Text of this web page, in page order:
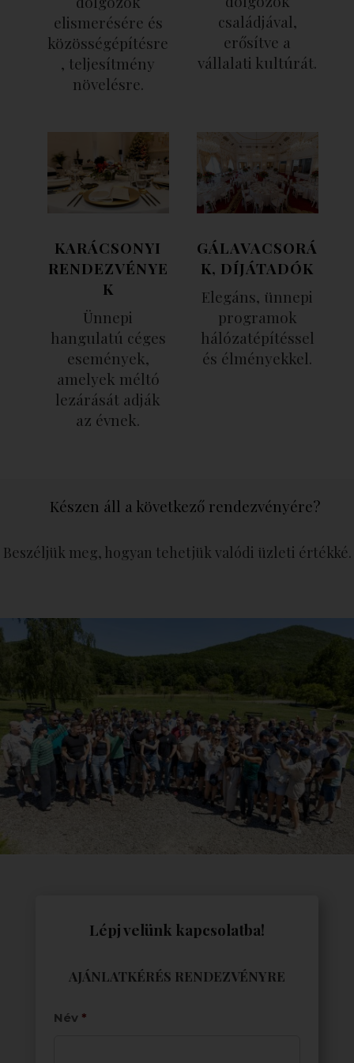
elismerésére és
közösségépítésre
, teljesítmény
növelésre.
családjával,
erősítve a
vállalati kultúrát.
KARÁCSONYI
RENDEZVÉNYE
K
Ünnepi
hangulatú céges
események,
amelyek méltó
lezárását adják
az évnek.
GÁLAVACSORÁ
K, DÍJÁTADÓK
Elegáns, ünnepi
programok
hálózatépítéssel
és élményekkel.
Készen áll a következő rendezvényére?
Beszéljük meg, hogyan tehetjük valódi üzleti értékké.
Lépj velünk kapcsolatba!
AJÁNLATKÉRÉS RENDEZVÉNYRE
Név *